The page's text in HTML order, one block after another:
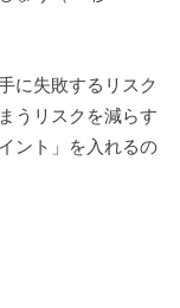
に失敗するリスク
うリスクを減らす
ント」を入れるの